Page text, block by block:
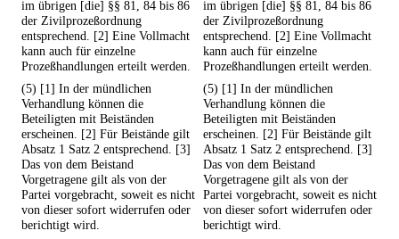
im übrigen [die] §§ 81, 84 bis 86
der Zivilprozeßordnung
entsprechend. [2] Eine Vollmacht
kann auch für einzelne
Prozeßhandlungen erteilt werden.
im übrigen [die] §§ 81, 84 bis 86
der Zivilprozeßordnung
entsprechend. [2] Eine Vollmacht
kann auch für einzelne
Prozeßhandlungen erteilt werden.
(5) [1] In der mündlichen
Verhandlung können die
Beteiligten mit Beiständen
erscheinen. [2] Für Beistände gilt
Absatz 1 Satz 2 entsprechend. [3]
Das von dem Beistand
Vorgetragene gilt als von der
Partei vorgebracht, soweit es nicht
von dieser sofort widerrufen oder
berichtigt wird.
(5) [1] In der mündlichen
Verhandlung können die
Beteiligten mit Beiständen
erscheinen. [2] Für Beistände gilt
Absatz 1 Satz 2 entsprechend. [3]
Das von dem Beistand
Vorgetragene gilt als von der
Partei vorgebracht, soweit es nicht
von dieser sofort widerrufen oder
berichtigt wird.